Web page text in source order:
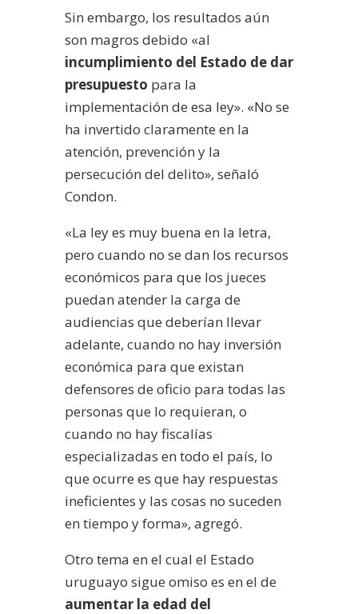
Sin embargo, los resultados aún
son magros debido «al
incumplimiento del Estado de dar
presupuesto para la
implementación de esa ley». «No se
ha invertido claramente en la
atención, prevención y la
persecución del delito», señaló
Condon.
«La ley es muy buena en la letra,
pero cuando no se dan los recursos
económicos para que los jueces
puedan atender la carga de
audiencias que deberían llevar
adelante, cuando no hay inversión
económica para que existan
defensores de oficio para todas las
personas que lo requieran, o
cuando no hay fiscalías
especializadas en todo el país, lo
que ocurre es que hay respuestas
ineficientes y las cosas no suceden
en tiempo y forma», agregó.
Otro tema en el cual el Estado
uruguayo sigue omiso es en el de
aumentar la edad del